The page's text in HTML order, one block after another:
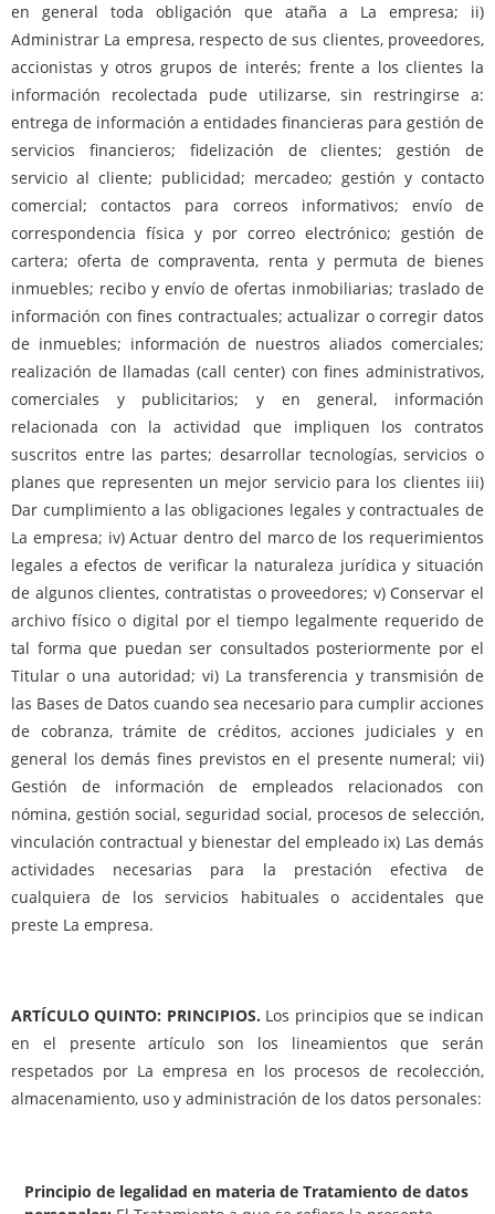
en general toda obligación que ataña a La empresa; ii)
Administrar La empresa, respecto de sus clientes, proveedores,
accionistas y otros grupos de interés; frente a los clientes la
información recolectada pude utilizarse, sin restringirse a:
entrega de información a entidades financieras para gestión de
servicios financieros; fidelización de clientes; gestión de
servicio al cliente; publicidad; mercadeo; gestión y contacto
comercial; contactos para correos informativos; envío de
correspondencia física y por correo electrónico; gestión de
cartera; oferta de compraventa, renta y permuta de bienes
inmuebles; recibo y envío de ofertas inmobiliarias; traslado de
información con fines contractuales; actualizar o corregir datos
de inmuebles; información de nuestros aliados comerciales;
realización de llamadas (call center) con fines administrativos,
comerciales y publicitarios; y en general, información
relacionada con la actividad que impliquen los contratos
suscritos entre las partes; desarrollar tecnologías, servicios o
planes que representen un mejor servicio para los clientes iii)
Dar cumplimiento a las obligaciones legales y contractuales de
La empresa; iv) Actuar dentro del marco de los requerimientos
legales a efectos de verificar la naturaleza jurídica y situación
de algunos clientes, contratistas o proveedores; v) Conservar el
archivo físico o digital por el tiempo legalmente requerido de
tal forma que puedan ser consultados posteriormente por el
Titular o una autoridad; vi) La transferencia y transmisión de
las Bases de Datos cuando sea necesario para cumplir acciones
de cobranza, trámite de créditos, acciones judiciales y en
general los demás fines previstos en el presente numeral; vii)
Gestión de información de empleados relacionados con
nómina, gestión social, seguridad social, procesos de selección,
vinculación contractual y bienestar del empleado ix) Las demás
actividades necesarias para la prestación efectiva de
cualquiera de los servicios habituales o accidentales que
preste La empresa.
ARTÍCULO QUINTO: PRINCIPIOS. Los principios que se indican
en el presente artículo son los lineamientos que serán
respetados por La empresa en los procesos de recolección,
almacenamiento, uso y administración de los datos personales:
Principio de legalidad en materia de Tratamiento de datos